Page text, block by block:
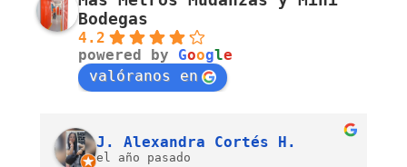
Bodegas
4.2
powered by Google
valóranos en
J. Alexandra Cortés H.
el año pasado